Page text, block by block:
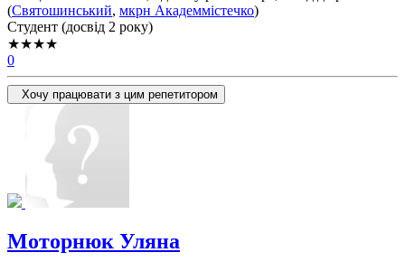
(Святошинський, мкрн Академмістечко)
Cтудент (досвід 2 року)
★★★★
0
Хочу працювати з цим репетитором
Моторнюк Уляна